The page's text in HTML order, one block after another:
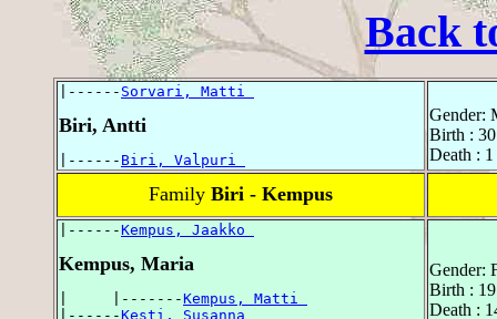
Back
|------ Sorvari, Matti
Biri, Antti
|------ Biri, Valpuri
Gender:
Birth :
Death :
Family Biri - Kempus
|------Kempus, Jaakko
Kempus, Maria
|     |-------Kempus, Matti
|------Kesti, Susanna
Gender:
Birth :
Death :